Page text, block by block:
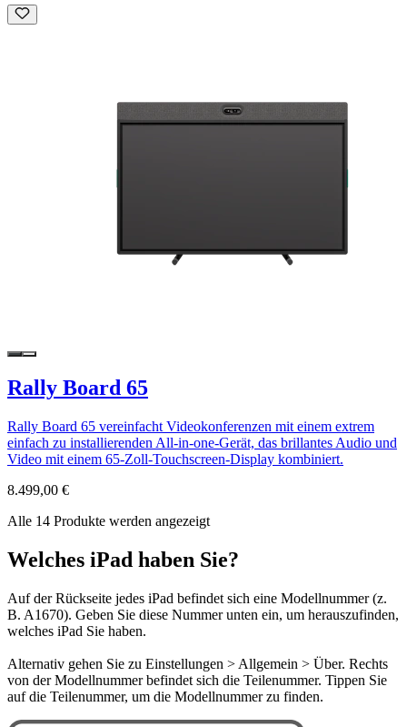
Rally Board 65
Rally Board 65 vereinfacht Videokonferenzen mit einem extrem
einfach zu installierenden All-in-one-Gerät, das brillantes Audio und
Video mit einem 65-Zoll-Touchscreen-Display kombiniert.
8.499,00 €
Alle 14 Produkte werden angezeigt
Welches iPad haben Sie?
Auf der Rückseite jedes iPad befindet sich eine Modellnummer (z.
B. A1670). Geben Sie diese Nummer unten ein, um herauszufinden,
welches iPad Sie haben.
Alternativ gehen Sie zu Einstellungen > Allgemein > Über. Rechts
von der Modellnummer befindet sich die Teilenummer. Tippen Sie
auf die Teilenummer, um die Modellnummer zu finden.